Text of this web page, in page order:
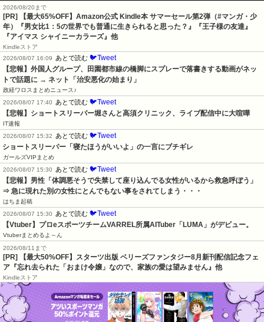
2026/08/20まで
[PR]
【最大65%OFF】Amazon公式 Kindle本 サマーセール第2弾（#マンガ・少
年）『男女比1：5の世界でも普通に生きられると思った？』『王子様の友達』
『アイマス シャイニーカラーズ』他
Kindleストア
2026/08/07 16:09
あとで読む 🐦Tweet
【悲報】外国人グループ、田園都市線の橋脚にスプレーで落書きする動画がネッ
トで話題に → ネット「治安悪化の始まり」
政経ワロスまとめニュース♪
2026/08/07 17:40
あとで読む 🐦Tweet
【悲報】ショートスリーパー堀さんと高須クリニック、ライブ配信中に大喧嘩
IT速報
2026/08/07 15:32
あとで読む 🐦Tweet
ショートスリーパー「寝たほうがいいよ」の一言にブチギレ
ガールズVIPまとめ
2026/08/07 15:30
あとで読む 🐦Tweet
【悲報】男性「体調悪そうで失禁して座り込んでる女性がいるから救急呼ぼう」
⇒ 急に現れた別の女性にとんでもない事をされてしまう・・・
はちま起稿
2026/08/07 15:30
あとで読む 🐦Tweet
【Vtuber】プロeスポーツチームVARREL所属AITuber「LUMA」がデビュー。
Vtuberまとめるよ～ん
2026/08/11まで
[PR] 【最大50%OFF】スターツ出版 ベリーズファンタジー8月新刊配信記念フェ
ア『忘れ去られた「おまけ令嬢」なので、家族の愛は望みません』他
Kindleストア